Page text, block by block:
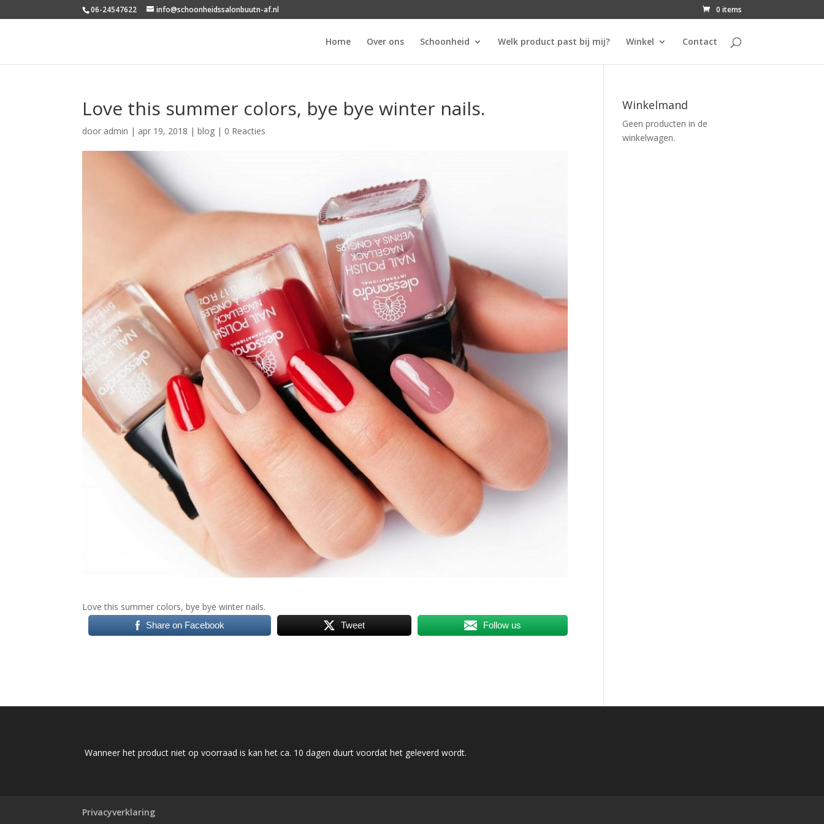
06-24547622 info@schoonheidssalonbuutn-af.nl 0 items
Home Over ons Schoonheid Welk product past bij mij? Winkel Contact
Love this summer colors, bye bye winter nails.
door admin | apr 19, 2018 |blog | 0 Reacties
Love this summer colors, bye bye winter nails.
Share on Facebook Tweet Follow us
Winkelmand
Geen producten in de
winkelwagen.
Wanneer het product niet op voorraad is kan het ca. 10 dagen duurt voordat het geleverd wordt.
Privacyverklaring